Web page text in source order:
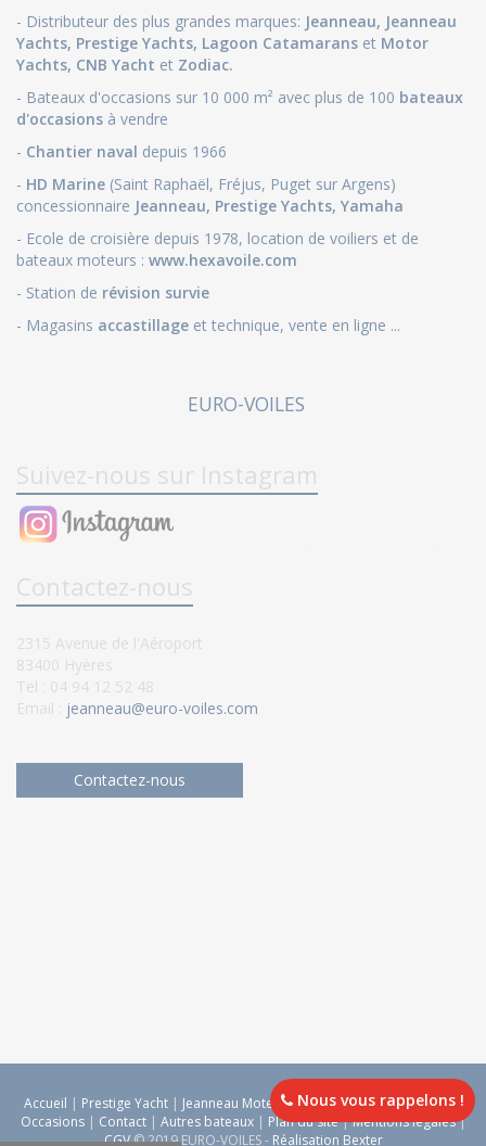
- Distributeur des plus grandes marques: Jeanneau, Jeanneau
Yachts, Prestige Yachts, Lagoon Catamarans et Motor
Yachts, CNB Yacht et Zodiac.
- Bateaux d'occasions sur 10 000 m² avec plus de 100 bateaux
d'occasions à vendre
- Chantier naval depuis 1966
- HD Marine (Saint Raphaël, Fréjus, Puget sur Argens)
concessionnaire Jeanneau, Prestige Yachts, Yamaha
- Ecole de croisière depuis 1978, location de voiliers et de
bateaux moteurs : www.hexavoile.com
- Station de révision survie
- Magasins accastillage et technique, vente en ligne ...
EURO-VOILES
Suivez-nous sur Instagram
Contactez-nous
2315 Avenue de l'Aéroport
83400 Hyères
Tel : 04 94 12 52 48
Email :
jeanneau@euro-voiles.com
Contactez-nous
Nous vous rappelons !
Accueil | Prestige Yacht | Jeanneau Moteur|Jeanneau Voile|Lagoon|
Occasions | Contact | Autres bateaux | Plan du site|Mentions légales|
CGV© 2019 EURO-VOILES - Réalisation Bexter